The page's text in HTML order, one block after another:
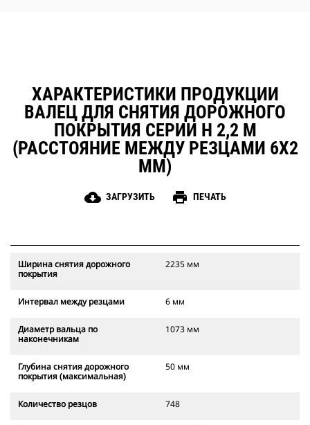
ХАРАКТЕРИСТИКИ ПРОДУКЦИИ
ВАЛЕЦ ДЛЯ СНЯТИЯ ДОРОЖНОГО
ПОКРЫТИЯ СЕРИИ H 2,2 М
(РАССТОЯНИЕ МЕЖДУ РЕЗЦАМИ 6Х2
ММ)
cloud_download ЗАГРУЗИТЬ print ПЕЧАТЬ
Ширина снятия дорожного
покрытия
2235 мм
Интервал между резцами 6 мм
Диаметр вальца по
наконечникам
1073 мм
Глубина снятия дорожного
покрытия (максимальная)
50 мм
Количество резцов 748